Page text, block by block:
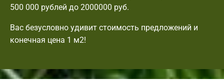
500 000 рублей до 2000000 руб.
Вас безусловно удивит стоимость предложений и
конечная цена 1 м2!